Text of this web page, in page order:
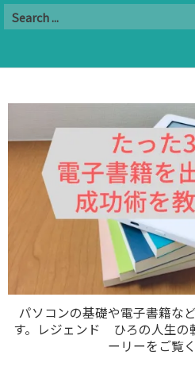
パソコンの基礎や電子書籍な
す。レジェンド ひろの人生の
ーリーをご覧